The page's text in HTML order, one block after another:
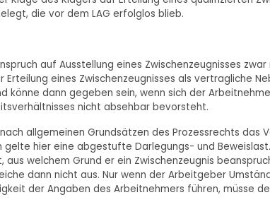
die vor dem LAG erfolglos blieb.
auf Ausstellung eines Zwischenzeugnisses
Erteilung eines Zwischenzeugnisses als vertragliche
könne dann gegeben sein, wenn sich der
nicht absehbar bevorsteht.
allgemeinen Grundsätzen des Prozessrechts das
hier eine abgestufte Darlegungs- und
welchem Grund er ein Zwischenzeugnis
dann nicht aus. Nur wenn der Arbeitgeber
der Angaben des Arbeitnehmers führen, müsse